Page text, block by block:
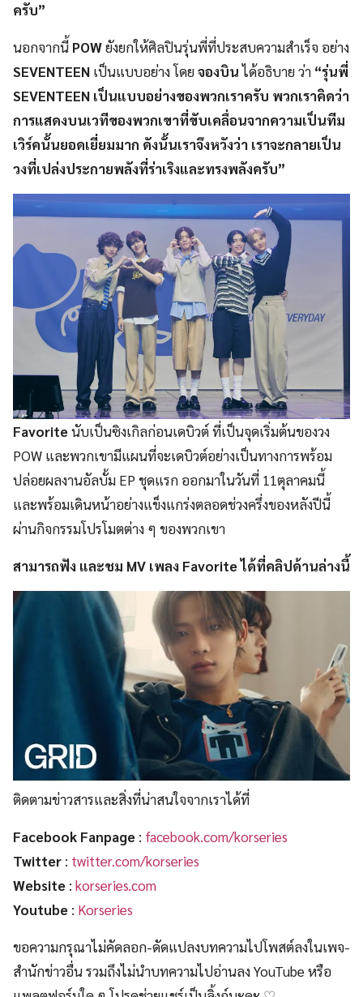
ครับ”
นอกจากนี้ POWยังยกให้ศิลปินรุ่นพี่ที่ประสบความสำเร็จ อย่าง
SEVENTEEN เป็นแบบอย่าง โดยจองบินได้อธิบาย ว่า “รุ่นพี่
SEVENTEEN เป็นแบบอย่างของพวกเราครับ พวกเราคิดว่า
การแสดงบนเวทีของพวกเขาที่ขับเคลื่อนจากความเป็นทีม
เวิร์คนั้นยอดเยี่ยมมาก ดังนั้นเราจึงหวังว่า เราจะกลายเป็น
วงที่เปล่งประกายพลังที่ร่าเริงและทรงพลังครับ”
Favoriteนับเป็นซิงเกิลก่อนเดบิวต์ ที่เป็นจุดเริ่มต้นของวง
POW และพวกเขามีแผนที่จะเดบิวต์อย่างเป็นทางการพร้อม
ปล่อยผลงานอัลบั้ม EP ชุดแรก ออกมาในวันที่ 11ตุลาคมนี้
และพร้อมเดินหน้าอย่างแข็งแกร่งตลอดช่วงครึ่งของหลังปีนี้
ผ่านกิจกรรมโปรโมตต่าง ๆ ของพวกเขา
สามารถฟัง และชม MV เพลง Favorite ได้ที่คลิปด้านล่างนี้
ติดตามข่าวสารและสิ่งที่น่าสนใจจากเราได้ที่
Facebook Fanpage : facebook.com/korseries
Twitter : twitter.com/korseries
Website : korseries.com
Youtube : Korseries
ขอความกรุณาไม่คัดลอก-ดัดแปลงบทความไปโพสต์ลงในเพจ-
สำนักข่าวอื่น รวมถึงไม่นำบทความไปอ่านลง YouTube หรือ